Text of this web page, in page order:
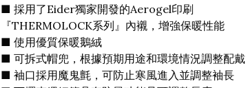
■ 採用了Eider獨家開發的Aerogel印刷
『THERMOLOCK系列』內襯，增強保暖性能
■ 使用優質保暖鵝絨
■ 可拆式帽兜，根據預期用途和環境情況調整配戴
■ 袖口採用魔鬼氈，可防止寒風進入並調整袖長